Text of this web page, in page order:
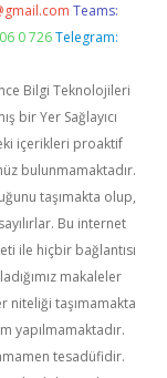
Teams:
0 726 Telegram:
Bilgi Teknolojileri
bir Yer Sağlayıcı
içerikleri proaktif
bulunmamaktadır.
taşımakta olup,
Bu internet
ile hiçbir bağlantısı
makaleler
niteliği taşımamakta
yapılmamaktadır.
tesadüfidir.